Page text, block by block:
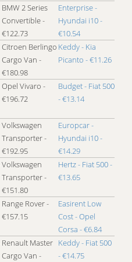
BMW 2 Series
Convertible -
€122.73
Enterprise -
Hyundai i10 -
€10.54
Citroen Berlingo
Cargo Van -
€180.98
Keddy - Kia
Picanto - €11.26
Opel Vivaro -
€196.72
Budget - Fiat 500
- €13.14
Volkswagen
Transporter -
€192.95
Europcar -
Hyundai i10 -
€14.29
Volkswagen
Transporter -
€151.80
Hertz - Fiat 500 -
€13.65
Range Rover -
€157.15
Easirent Low
Cost - Opel
Corsa - €6.84
Renault Master
Cargo Van -
Keddy - Fiat 500
- €14.75